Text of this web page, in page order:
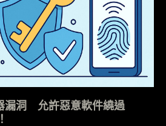
漏洞 允許惡意軟件繞過